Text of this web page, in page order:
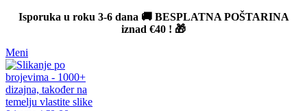
Isporuka u roku 3-6 dana 🚚 BESPLATNA POŠTARINA
iznad €40 ! 🎁
Meni